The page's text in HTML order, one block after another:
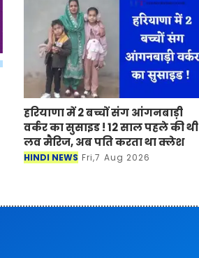
हरियाणा में 2 बच्चों संग आंगनबाड़ी
वर्कर का सुसाइड ! 12 साल पहले की थी
लव मैरिज, अब पति करता था क्लेश
HINDI NEWS Fri,7 Aug 2026